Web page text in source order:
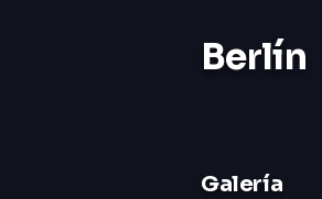
Berlín
Galería